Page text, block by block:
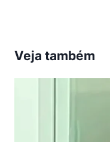
Veja também